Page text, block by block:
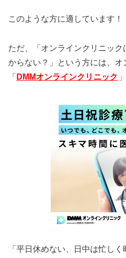
このような方に適しています！
ただ、「オンラインクリニッ
からない？」という方には、オ
「 DMMオンラインクリニック
「平日休めない、日中は忙し